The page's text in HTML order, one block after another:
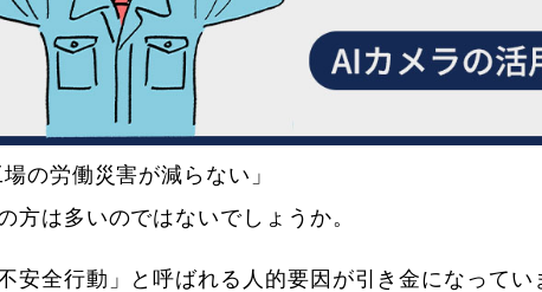
の労働災害が減らない」
方は多いのではないでしょうか。
安全行動」と呼ばれる人的要因が引き金になってい